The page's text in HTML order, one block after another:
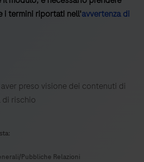
i termini riportati nell'avvertenza di
preso visione dei contenuti di
di rischio
Pubbliche Relazioni